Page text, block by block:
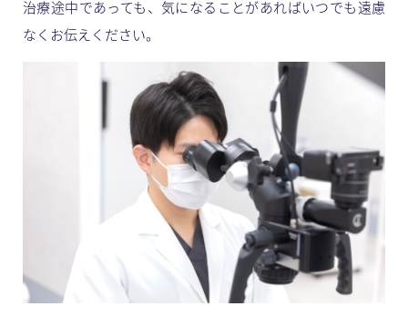
治療途中であっても、気になることがあればいつでも遠慮
なくお伝えください。